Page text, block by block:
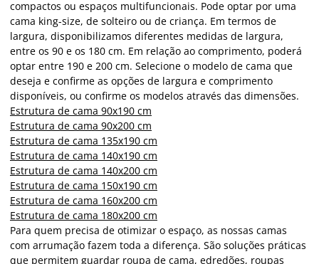
compactos ou espaços multifuncionais. Pode optar por uma
cama king-size, de solteiro ou de criança. Em termos de
largura, disponibilizamos diferentes medidas de largura,
entre os 90 e os 180 cm. Em relação ao comprimento, poderá
optar entre 190 e 200 cm. Selecione o modelo de cama que
deseja e confirme as opções de largura e comprimento
disponíveis, ou confirme os modelos através das dimensões.
Estrutura de cama 90x190 cm
Estrutura de cama 90x200 cm
Estrutura de cama 135x190 cm
Estrutura de cama 140x190 cm
Estrutura de cama 140x200 cm
Estrutura de cama 150x190 cm
Estrutura de cama 160x200 cm
Estrutura de cama 180x200 cm
Para quem precisa de otimizar o espaço, as nossas camas
com arrumação fazem toda a diferença. São soluções práticas
que permitem guardar roupa de cama, edredões, roupas